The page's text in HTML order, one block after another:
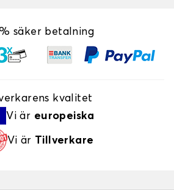
säker betalning
kvalitet
Vi är europeiska
Vi är Tillverkare